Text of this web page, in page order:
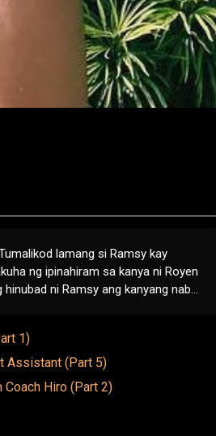
lamang si Ramsy kay
ng ipinahiram sa kanya ni Royen
hinubad ni Ramsy ang kanyang nab...
1)
Assistant (Part 5)
Coach Hiro (Part 2)